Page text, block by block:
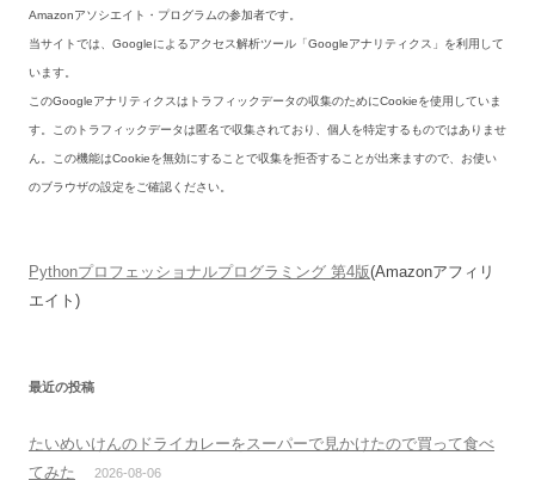
Amazonアソシエイト・プログラムの参加者です。
当サイトでは、Googleによるアクセス解析ツール「Googleアナリティクス」を利用して
います。
このGoogleアナリティクスはトラフィックデータの収集のためにCookieを使用していま
す。このトラフィックデータは匿名で収集されており、個人を特定するものではありませ
ん。この機能はCookieを無効にすることで収集を拒否することが出来ますので、お使い
のブラウザの設定をご確認ください。
Pythonプロフェッショナルプログラミング 第4版(Amazonアフィリ
エイト)
最近の投稿
たいめいけんのドライカレーをスーパーで見かけたので買って食べ
てみた
2026-08-06